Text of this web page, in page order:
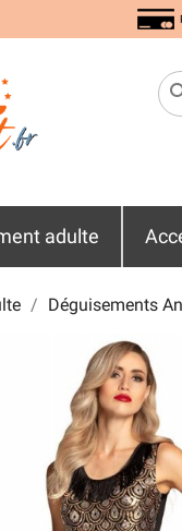
adulte
Déguisements